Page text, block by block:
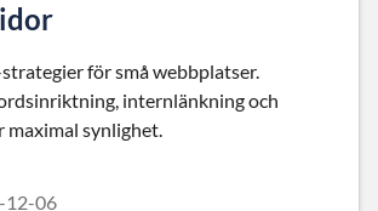
för små webbplatser.
internlänkning och
synlighet.
12-06